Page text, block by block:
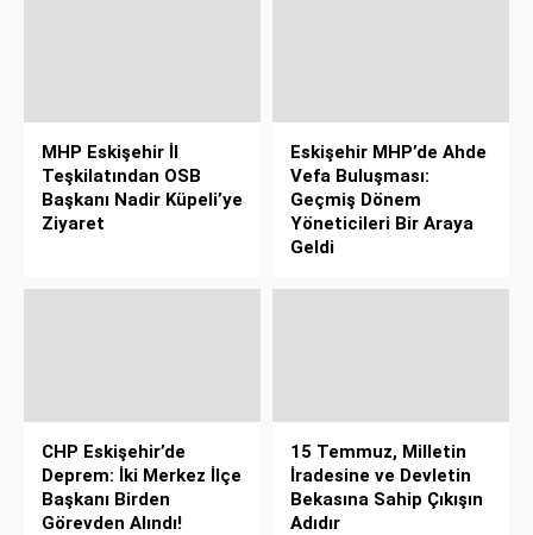
MHP Eskişehir İl
Teşkilatından OSB
Başkanı Nadir Küpeli’ye
Ziyaret
Eskişehir MHP’de Ahde
Vefa Buluşması:
Geçmiş Dönem
Yöneticileri Bir Araya
Geldi
CHP Eskişehir’de
Deprem: İki Merkez İlçe
Başkanı Birden
Görevden Alındı!
15 Temmuz, Milletin
İradesine ve Devletin
Bekasına Sahip Çıkışın
Adıdır